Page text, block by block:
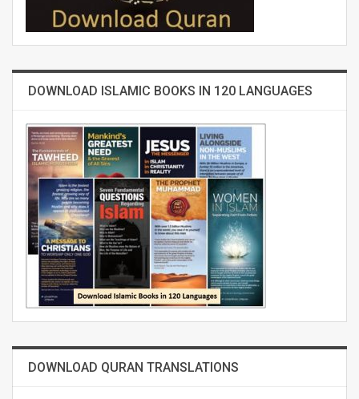
DOWNLOAD ISLAMIC BOOKS IN 120 LANGUAGES
DOWNLOAD QURAN TRANSLATIONS